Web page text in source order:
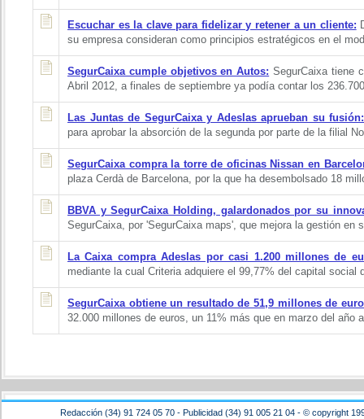
Escuchar es la clave para fidelizar y retener a un cliente:
su empresa consideran como principios estratégicos en el
SegurCaixa cumple objetivos en Autos: SegurCaixa tiene
Abril 2012, a finales de septiembre ya podía contar los
Las Juntas de SegurCaixa y Adeslas aprueban su fusión:
para aprobar la absorción de la segunda por parte de la filial
SegurCaixa compra la torre de oficinas Nissan en
plaza Cerdà de Barcelona, por la que ha desembolsado 18
BBVA y SegurCaixa Holding, galardonados por su
SegurCaixa, por 'SegurCaixa maps', que mejora la gestión en
La Caixa compra Adeslas por casi 1.200 millones de
mediante la cual Criteria adquiere el 99,77% del capital
SegurCaixa obtiene un resultado de 51,9 millones de
32.000 millones de euros, un 11% más que en marzo del año
Redacción (34) 91 724 05 70 - Publicidad (34) 91 005 21 04 - © copyright